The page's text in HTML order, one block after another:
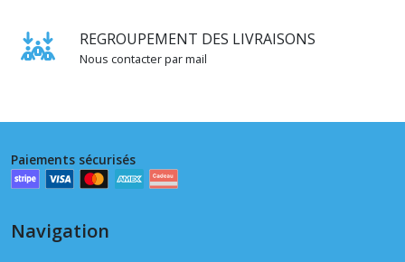
REGROUPEMENT DES LIVRAISONS
Nous contacter par mail
Paiements sécurisés
Navigation